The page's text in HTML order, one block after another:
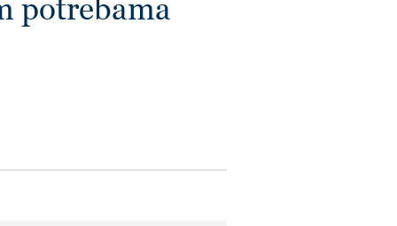
potrebama